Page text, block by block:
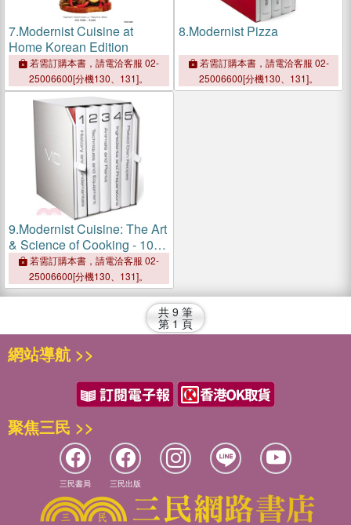
7.Modernist Cuisine at
Home Korean Edition
若需訂購本書，請電洽客服 02-
25006600[分機130、131]。
8.Modernist Pizza
若需訂購本書，請電洽客服 02-
25006600[分機130、131]。
9.Modernist Cuisine: The Art
& Science of Cooking - 10th
Anniversary Edition
若需訂購本書，請電洽客服 02-
25006600[分機130、131]。
共 9 筆
第 1 頁
網站導航 >>
聚焦三民 >>
三民書局 三民出版